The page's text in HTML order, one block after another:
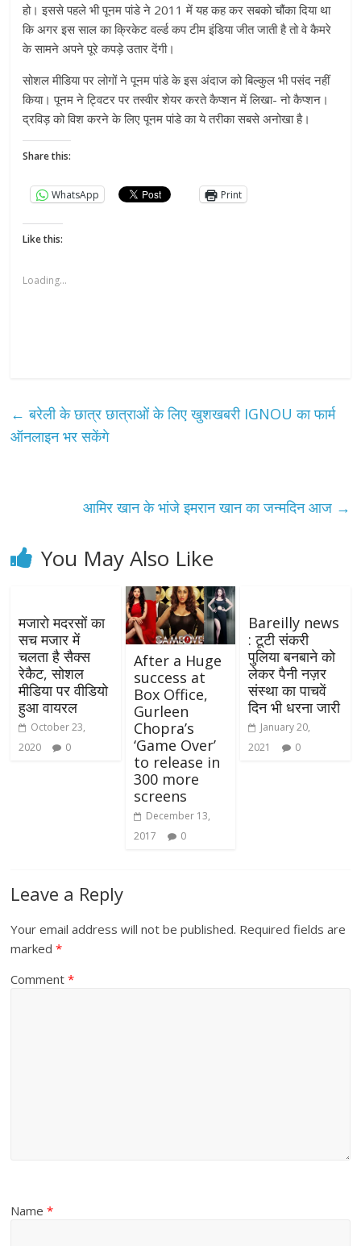
हो। इससे पहले भी पूनम पांडे ने 2011 में यह कह कर सबको चौंका दिया था
कि अगर इस साल का क्रिकेट वर्ल्ड कप टीम इंडिया जीत जाती है तो वे कैमरे
के सामने अपने पूरे कपड़े उतार देंगी।
सोशल मीडिया पर लोगों ने पूनम पांडे के इस अंदाज को बिल्कुल भी पसंद नहीं
किया। पूनम ने ट्विटर पर तस्वीर शेयर करते कैप्शन में लिखा- नो कैप्शन।
द्रविड़ को विश करने के लिए पूनम पांडे का ये तरीका सबसे अनोखा है।
Share this:
WhatsApp Print
Like this:
Loading...
← बरेली के छात्र छात्राओं के लिए खुशखबरी IGNOU का फार्म
ऑनलाइन भर सकेंगे
आमिर खान के भांजे इमरान खान का जन्मदिन आज →
You May Also Like
मजारो मदरसों का
सच मजार में
चलता है सैक्स
रेकैट, सोशल
मीडिया पर वीडियो
हुआ वायरल
October 23,
2020
0
After a Huge
success at
Box Office,
Gurleen
Chopra’s
‘Game Over’
to release in
300 more
screens
December 13,
2017
0
Bareilly news
: टूटी संकरी
पुलिया बनबाने को
लेकर पैनी नज़र
संस्था का पाचवें
दिन भी धरना जारी
January 20,
2021
0
Leave a Reply
Your email address will not be published. Required fields are
marked*
Comment*
Name*